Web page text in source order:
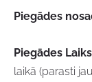
Piegādes
Piegādes
laikā (parasti